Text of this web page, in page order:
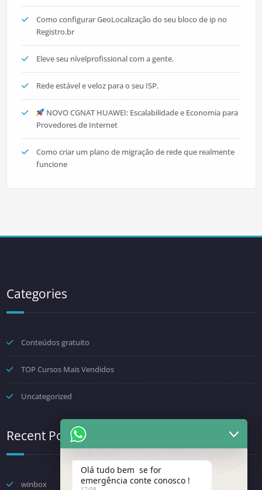
Como configurar GeoLocalização do seu bloco de ip no
Registro.br
Eleve seu nívelprofissional com a gente.
Rede estável e veloz para o seu ISP.
NOVO CGNAT HUAWEI: Escalabilidade e Economia para
Provedores de Internet
Como criar um plano de migração de rede que realmente
funcione
Categories
Conteúdos gratuito
TOP Cursos Mais Vendidos
Uncategorized
Recent Posts
winbox
Olá tudo bem se for
emergência conte conosco !